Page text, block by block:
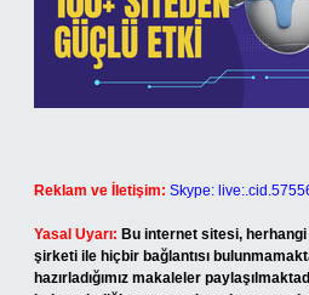
Reklam ve İletişim: Skype:
Yasal Uyarı: Bu internet sitesi,
şirketi ile hiçbir bağlantısı
hazırladığımız makaleler